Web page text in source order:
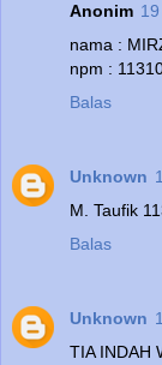
Anonim
nama :
npm :
Balas
Unknown
M. Taufik
Balas
Unknown
TIA INDAH